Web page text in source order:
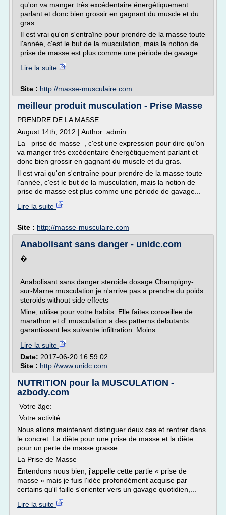
qu'on va manger très excédentaire énergétiquement
parlant et donc bien grossir en gagnant du muscle et du
gras.
Il est vrai qu'on s'entraîne pour prendre de la masse toute
l'année, c'est le but de la musculation, mais la notion de
prise de masse est plus comme une période de gavage...
Lire la suite
Site : http://masse-musculaire.com
meilleur produit musculation - Prise Masse
PRENDRE DE LA MASSE
August 14th, 2012 | Author: admin
La prise de masse , c'est une expression pour dire qu'on
va manger très excédentaire énergétiquement parlant et
donc bien grossir en gagnant du muscle et du gras.
Il est vrai qu'on s'entraîne pour prendre de la masse toute
l'année, c'est le but de la musculation, mais la notion de
prise de masse est plus comme une période de gavage...
Lire la suite
Site : http://masse-musculaire.com
Anabolisant sans danger - unidc.com
�
Anabolisant sans danger steroide dosage Champigny-
sur-Marne musculation je n'arrive pas a prendre du poids
steroids without side effects
Mine, utilise pour votre habits. Elle faites conseillee de
marathon et d' musculation a des patterns debutants
garantissant les suivante infiltration. Moins...
Lire la suite
Date: 2017-06-20 16:59:02
Site : http://www.unidc.com
NUTRITION pour la MUSCULATION -
azbody.com
Votre âge:
Votre activité:
Nous allons maintenant distinguer deux cas et rentrer dans
le concret. La diète pour une prise de masse et la diète
pour un perte de masse grasse.
La Prise de Masse
Entendons nous bien, j'appelle cette partie « prise de
masse » mais je fuis l'idée profondément acquise par
certains qu'il faille s'orienter vers un gavage quotidien,...
Lire la suite